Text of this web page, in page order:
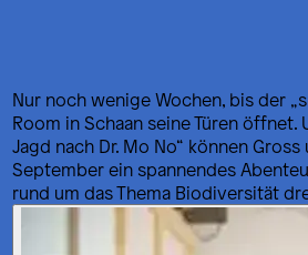
Nur noch wenige Wochen, bis der
Room in Schaan seine Türen öffnet.
Jagd nach Dr. Mo No“ können
September ein spannendes
rund um das Thema Biodiversität